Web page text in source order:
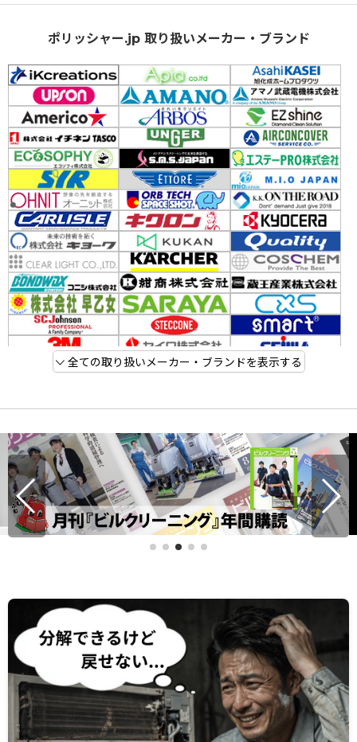
ポリッシャー.jp 取り扱いメーカー・ブランド
全ての取り扱いメーカー・ブランドを表示する
高価な清掃マシンを月々払いで賢く導入。リース契約 3
の大きなメリット。